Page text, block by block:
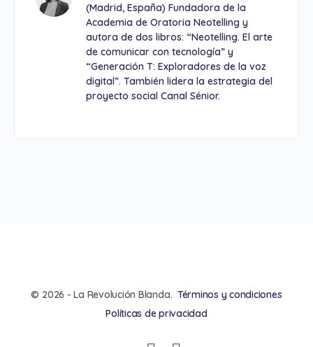
(Madrid, España) Fundadora de la
Academia de Oratoria Neotelling y
autora de dos libros: “Neotelling. El arte
de comunicar con tecnología” y
“Generación T: Exploradores de la voz
digital”. También lidera la estrategia del
proyecto social Canal Sénior.
© 2026 - La Revolución Blanda. Términos y condiciones
Políticas de privacidad